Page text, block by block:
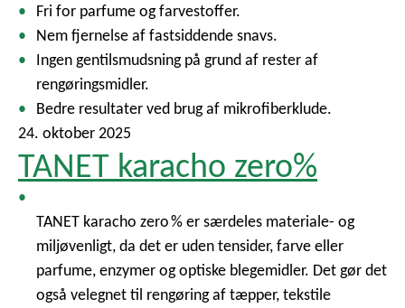
Fri for parfume og farvestoffer.
Nem fjernelse af fastsiddende snavs.
Ingen gentilsmudsning på grund af rester af
rengøringsmidler.
Bedre resultater ved brug af mikrofiberklude.
24. oktober 2025
TANET karacho zero%
TANET karacho zero % er særdeles materiale- og
miljøvenligt, da det er uden tensider, farve eller
parfume, enzymer og optiske blegemidler. Det gør det
også velegnet til rengøring af tæpper, tekstile